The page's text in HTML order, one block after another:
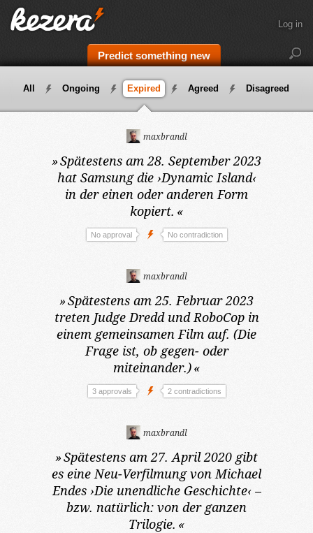
Predict something new
Log in
All Ongoing Expired Agreed Disagreed
maxbrandl
»Spätestens am 28. September 2023
hat Samsung die ›Dynamic Island‹
in der einen oder anderen Form
kopiert. «
No approval No contradiction
maxbrandl
»Spätestens am 25. Februar 2023
treten Judge Dredd und RoboCop in
einem gemeinsamen Film auf. (Die
Frage ist, ob gegen- oder
miteinander.)«
3 approvals 2 contradictions
maxbrandl
»Spätestens am 27. April 2020 gibt
es eine Neu-Verfilmung von Michael
Endes ›Die unendliche Geschichte‹ –
bzw. natürlich: von der ganzen
Trilogie. «